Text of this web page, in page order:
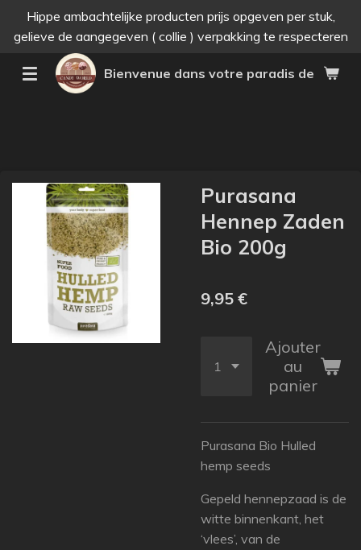
Passer
au
principal
Bienvenue dans votre paradis des
Hippe ambachtelijke producten prijs opgeven per stuk,
gelieve de aangegeven ( collie ) verpakking te respecteren
Purasana
Hennep Zaden
Bio 200g
9,95 €
Ajouter
au
panier
Purasana Bio Hulled
hemp seeds
Gepeld hennepzaad is de
witte binnenkant, het
‘vlees’, van de